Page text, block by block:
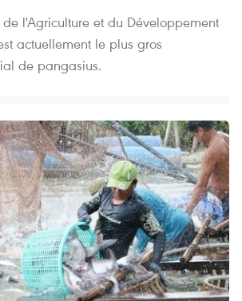
l'Agriculture et du Développement
actuellement le plus gros
de pangasius.